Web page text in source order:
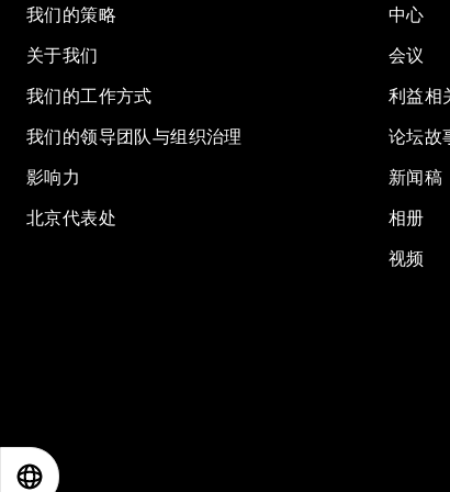
我们的策略
关于我们
我们的工作方式
我们的领导团队与组织治理
影响力
北京代表处
中心
会议
利益相
论坛故
新闻稿
相册
视频